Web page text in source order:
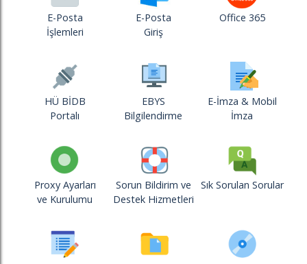
E-Posta
İşlemleri
E-Posta
Giriş
Office 365
HÜ BİDB
Portalı
EBYS
Bilgilendirme
E-İmza & Mobil
İmza
Proxy Ayarları
ve Kurulumu
Sorun Bildirim ve
Destek Hizmetleri
Sık Sorulan Sorular